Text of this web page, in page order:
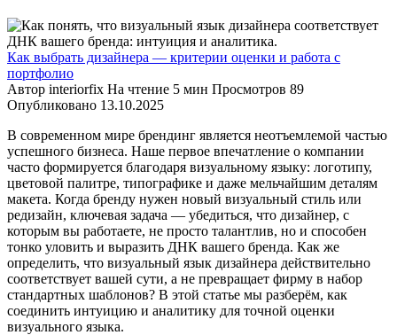
Как выбрать дизайнера — критерии оценки и работа с
портфолио
Автор interiorfix На чтение 5 мин Просмотров 89
Опубликовано 13.10.2025
В современном мире брендинг является неотъемлемой частью
успешного бизнеса. Наше первое впечатление о компании
часто формируется благодаря визуальному языку: логотипу,
цветовой палитре, типографике и даже мельчайшим деталям
макета. Когда бренду нужен новый визуальный стиль или
редизайн, ключевая задача — убедиться, что дизайнер, с
которым вы работаете, не просто талантлив, но и способен
тонко уловить и выразить ДНК вашего бренда. Как же
определить, что визуальный язык дизайнера действительно
соответствует вашей сути, а не превращает фирму в набор
стандартных шаблонов? В этой статье мы разберём, как
соединить интуицию и аналитику для точной оценки
визуального языка.